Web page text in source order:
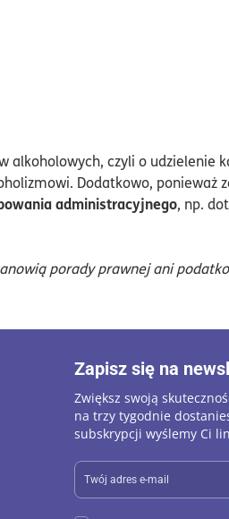
alkoholowych, czyli o udzielenie
Dodatkowo,
administracyjnego, np.
porady prawnej ani
mail na adres biuro@firmove.pl
Zapisz się na
Zwiększ swoją
na trzy tygodnie
subskrypcji wyślemy Ci